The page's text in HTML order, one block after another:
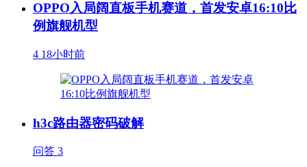
OPPO入局阔直板手机赛道，首发安卓16:10比
例旗舰机型
4 18小时前
h3c路由器密码破解
问答 3